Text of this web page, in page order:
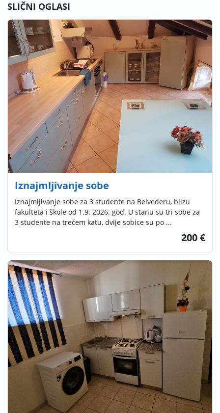
SLIČNI OGLASI
Iznajmljivanje sobe
Iznajmljivanje sobe za 3 studente na Belvederu, blizu
fakulteta i škole od 1.9. 2026. god. U stanu su tri sobe za
3 studente na trećem katu, dvije sobice su po ...
200 €